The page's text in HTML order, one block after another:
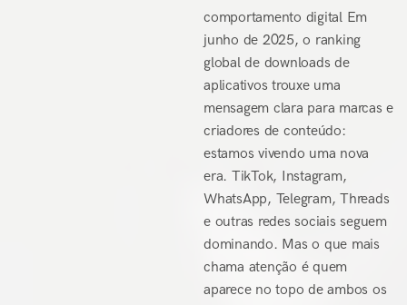
comportamento digital Em
junho de 2025, o ranking
global de downloads de
aplicativos trouxe uma
mensagem clara para marcas e
criadores de conteúdo:
estamos vivendo uma nova
era. TikTok, Instagram,
WhatsApp, Telegram, Threads
e outras redes sociais seguem
dominando. Mas o que mais
chama atenção é quem
aparece no topo de ambos os